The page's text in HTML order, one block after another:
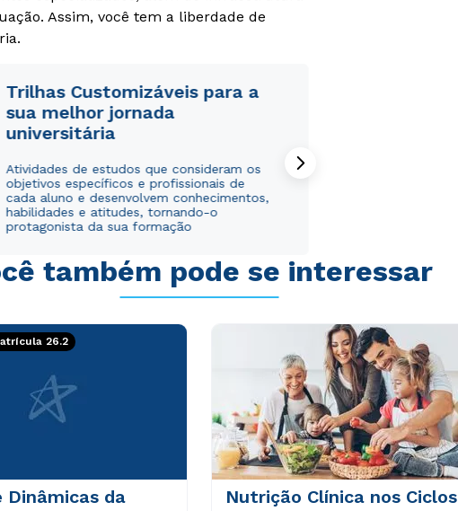
Assim, você tem a liberdade de
Trilhas Customizáveis para a
sua melhor jornada
universitária
Atividades de estudos que consideram os
objetivos específicos e profissionais de
cada aluno e desenvolvem conhecimentos,
habilidades e atitudes, tornando-o
protagonista da sua formação
também pode se interessar
26.2
Dinâmicas da
Nutrição Clínica nos Ciclos
WhatsApp
ou
Estou de acordo com a
autorizo que meus dados sejam utilizados para o
WhatsApp
ou
Estou de acordo com a
autorizo que meus dados sejam utilizados para o